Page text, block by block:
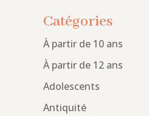
Catégories
À partir de 10 ans
À partir de 12 ans
Adolescents
Antiquité